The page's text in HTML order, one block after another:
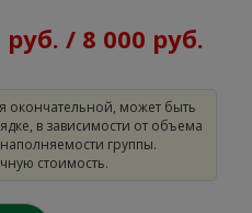
руб. / 8 000 руб.
окончательной, может быть
в зависимости от объема
группы.
стоимость.